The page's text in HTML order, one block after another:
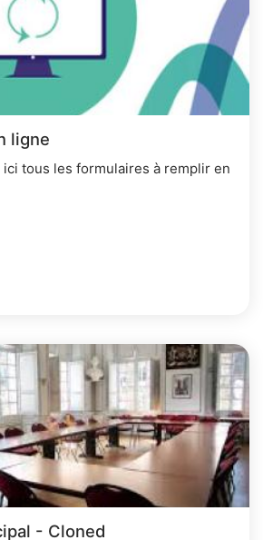
ligne
tous les formulaires à remplir en
- Cloned